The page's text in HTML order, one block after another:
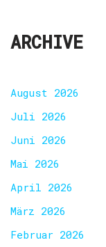
ARCHIVE
August 2026
Juli 2026
Juni 2026
Mai 2026
April 2026
März 2026
Februar 2026